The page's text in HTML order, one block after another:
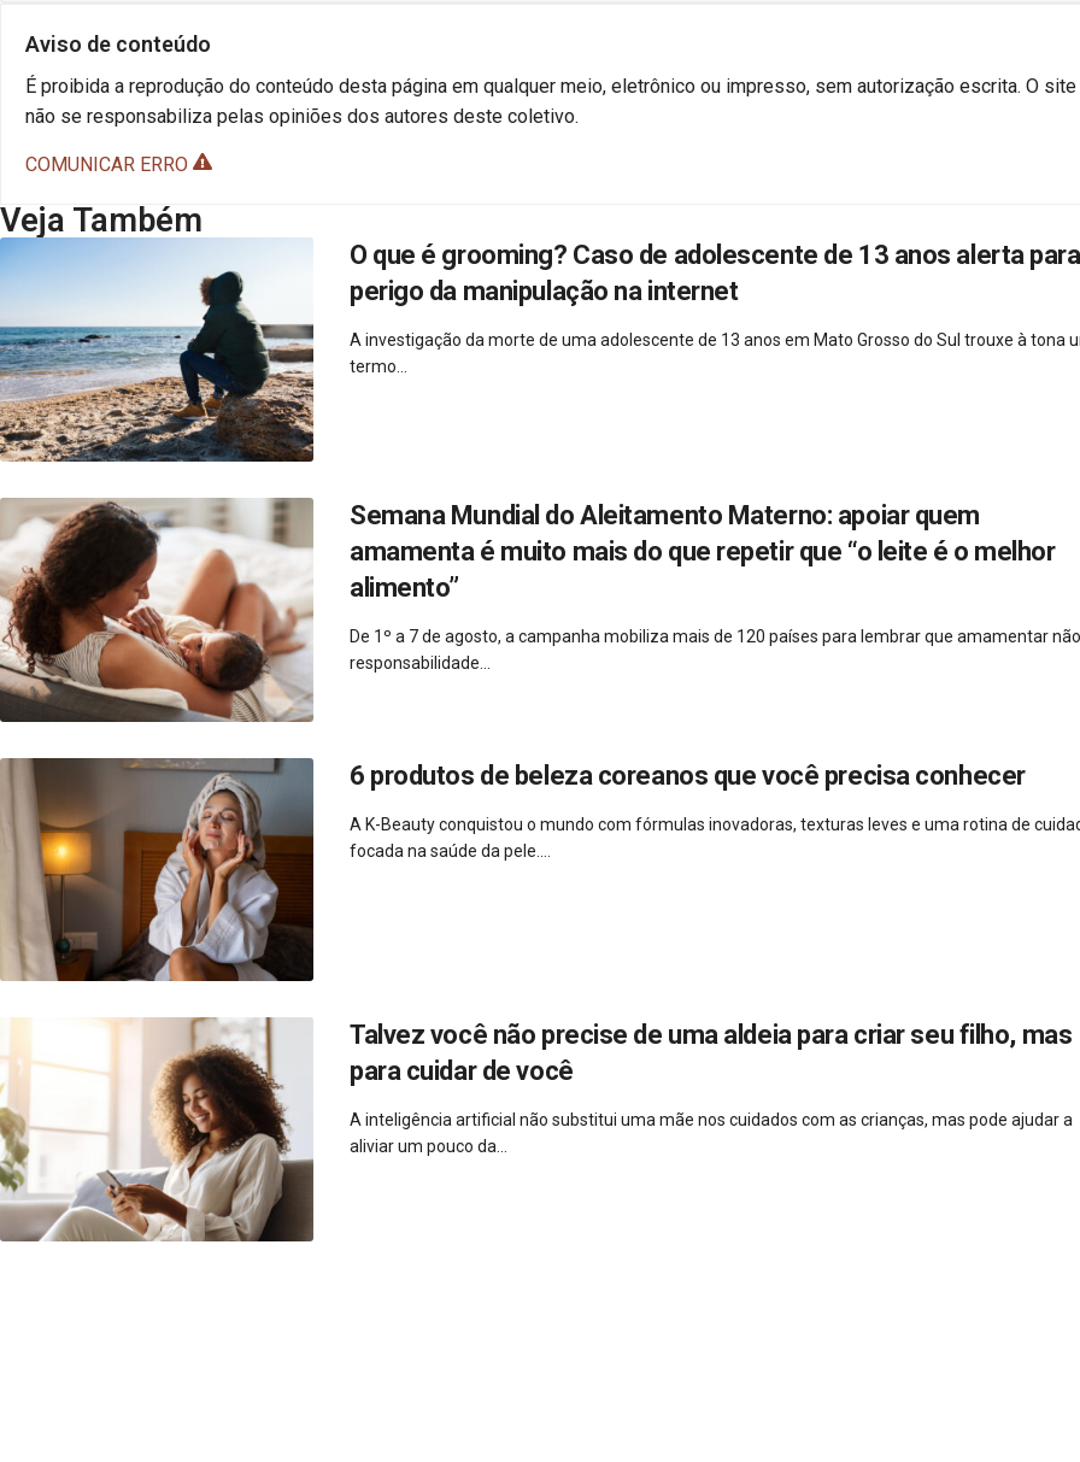
Aviso de conteúdo
É proibida a reprodução do conteúdo desta página em qualquer meio, eletrônico ou impresso, sem autorização escrita. O site
não se responsabiliza pelas opiniões dos autores deste coletivo.
COMUNICAR ERRO
Veja Também
O que é grooming? Caso de adolescente de 13 anos alerta
perigo da manipulação na internet
A investigação da morte de uma adolescente de 13 anos em Mato Grosso do Sul trouxe à tona
termo...
Semana Mundial do Aleitamento Materno: apoiar quem
amamenta é muito mais do que repetir que “o leite é o melhor
alimento”
De 1º a 7 de agosto, a campanha mobiliza mais de 120 países para lembrar que amamentar
responsabilidade...
6 produtos de beleza coreanos que você precisa conhecer
A K-Beauty conquistou o mundo com fórmulas inovadoras, texturas leves e uma rotina de
focada na saúde da pele....
Talvez você não precise de uma aldeia para criar seu filho, mas
para cuidar de você
A inteligência artificial não substitui uma mãe nos cuidados com as crianças, mas pode ajudar a
aliviar um pouco da...